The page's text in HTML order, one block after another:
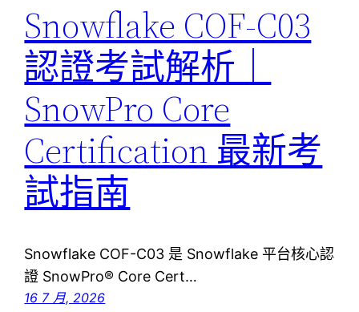
Snowflake COF-C03
認證考試解析｜
SnowPro Core
Certification 最新考
試指南
Snowflake COF-C03 是 Snowflake 平台核心認
證 SnowPro® Core Cert…
16 7 月, 2026